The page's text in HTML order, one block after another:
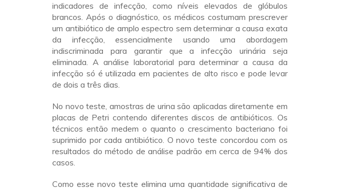
indicadores de infecção, como níveis elevados de glóbulos
brancos. Após o diagnóstico, os médicos costumam prescrever
um antibiótico de amplo espectro sem determinar a causa exata
da infecção, essencialmente usando uma abordagem
indiscriminada para garantir que a infecção urinária seja
eliminada. A análise laboratorial para determinar a causa da
infecção só é utilizada em pacientes de alto risco e pode levar
de dois a três dias.
No novo teste, amostras de urina são aplicadas diretamente em
placas de Petri contendo diferentes discos de antibióticos. Os
técnicos então medem o quanto o crescimento bacteriano foi
suprimido por cada antibiótico. O novo teste concordou com os
resultados do método de análise padrão em cerca de 94% dos
casos.
Como esse novo teste elimina uma quantidade significativa de